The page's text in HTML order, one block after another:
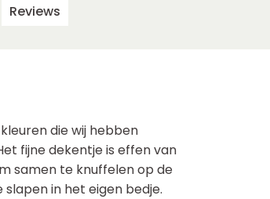
Reviews
die wij hebben
fijne dekentje is effen van
samen te knuffelen op de
in het eigen bedje.